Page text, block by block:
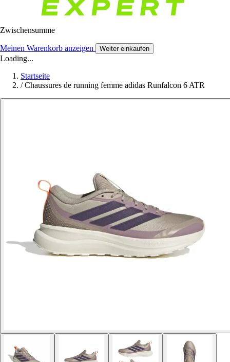
Zwischensumme
Meinen Warenkorb anzeigen Weiter einkaufen
Loading...
Startseite
/ Chaussures de running femme adidas Runfalcon 6 ATR